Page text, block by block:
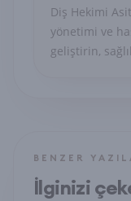
Diş Hekimi
yönetimi ve
geliştirin,
BENZER
İlginizi